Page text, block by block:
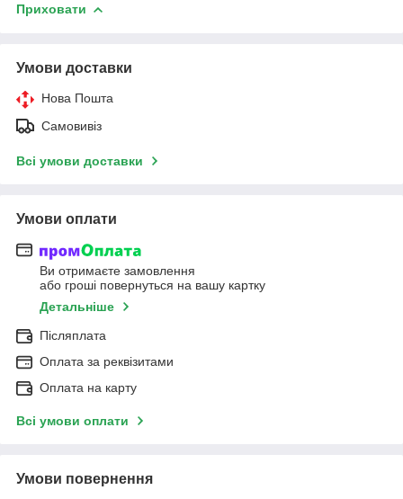
Приховати
Умови доставки
Нова Пошта
Самовивіз
Всі умови доставки
Умови оплати
Ви отримаєте замовлення
або гроші повернуться на вашу картку
Детальніше
Післяплата
Оплата за реквізитами
Оплата на карту
Всі умови оплати
Умови повернення